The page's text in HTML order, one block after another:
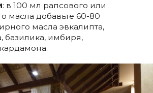
: в 100 мл рапсового или
масла добавьте 60-80
масла эвкалипта,
базилика, имбиря,